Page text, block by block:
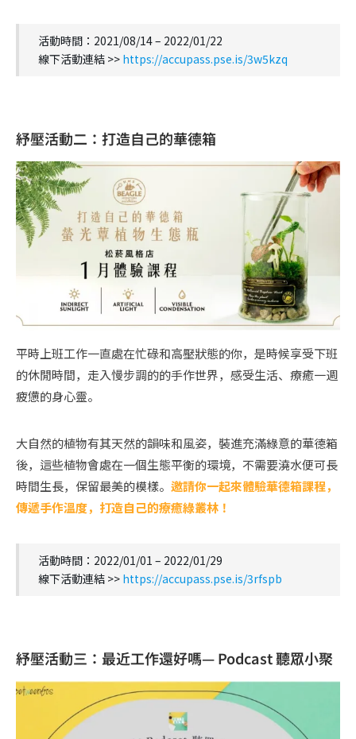
活動時間：2021/08/14 – 2022/01/22
線下活動連結 >> https://accupass.pse.is/3w5kzq
紓壓活動二：打造自己的華德箱
平時上班工作一直處在忙碌和高壓狀態的你，是時候享受下班
的休閒時間，走入慢步調的的手作世界，感受生活、療癒一週
疲憊的身心靈。
大自然的植物有其天然的韻味和風姿，裝進充滿綠意的華德箱
後，這些植物會處在一個生態平衡的環境，不需要澆水便可長
時間生長，保留最美的模樣。 邀請你一起來體驗華德箱課程，
傳遞手作溫度，打造自己的療癒綠叢林！
活動時間：2022/01/01 – 2022/01/29
線下活動連結 >> https://accupass.pse.is/3rfspb
紓壓活動三：最近工作還好嗎— Podcast 聽眾小聚